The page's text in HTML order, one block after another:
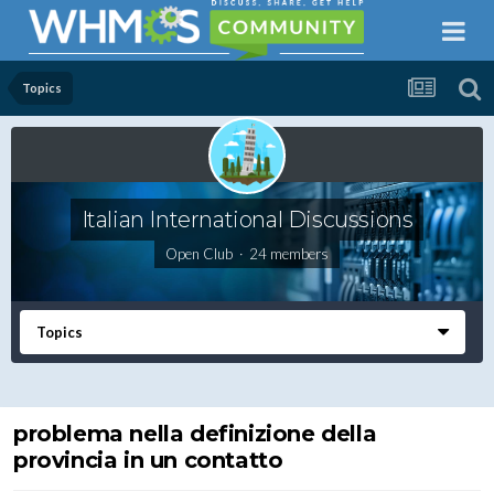
Topics
Italian International Discussions
Open Club · 24 members
Topics
problema nella definizione della
provincia in un contatto